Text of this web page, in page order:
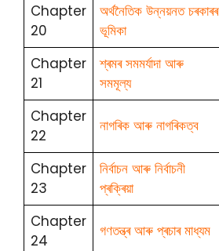
Chapter
20
অৰ্থনৈতিক উন্নয়নত চৰকাৰৰ
ভূমিকা
Chapter
21
শ্ৰমৰ সমমৰ্যাদা আৰু
সমমূল্য
Chapter
22
নাগৰিক আৰু নাগৰিকত্ব
Chapter
23
নিৰ্বাচন আৰু নিৰ্বাচনী
প্ৰক্ৰিয়া
Chapter
24
গণতন্ত্ৰ আৰু প্ৰচাৰ মাধ্যম